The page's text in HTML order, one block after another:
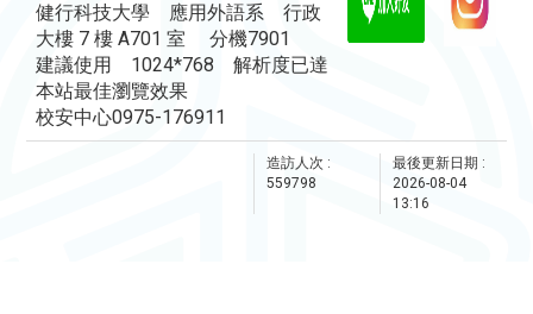
健行科技大學 應用外語系 行政
大樓 7 樓 A701 室 分機7901
建議使用 1024*768 解析度已達
本站最佳瀏覽效果
校安中心0975-176911
造訪人次 :
559798
最後更新日期 :
2026-08-04
13:16